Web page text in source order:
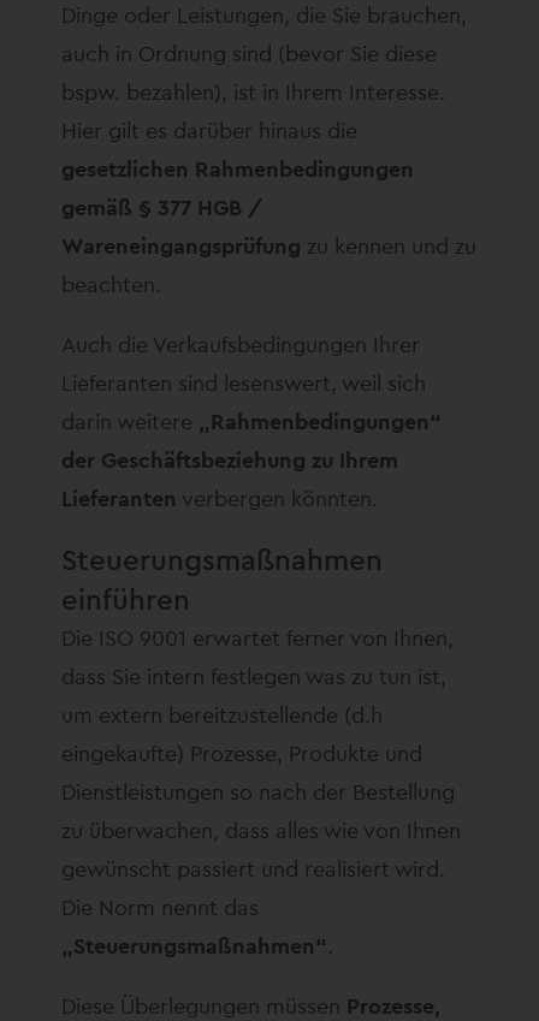
Dinge oder Leistungen, die Sie brauchen,
auch in Ordnung sind (bevor Sie diese
bspw. bezahlen), ist in Ihrem Interesse.
Hier gilt es darüber hinaus die
gesetzlichen Rahmenbedingungen
gemäß § 377 HGB /
Wareneingangsprüfung zu kennen und zu
beachten.
Auch die Verkaufsbedingungen Ihrer
Lieferanten sind lesenswert, weil sich
darin weitere „Rahmenbedingungen“
der Geschäftsbeziehung zu Ihrem
Lieferanten verbergen könnten.
Steuerungsmaßnahmen
einführen
Die ISO 9001 erwartet ferner von Ihnen,
dass Sie intern festlegen was zu tun ist,
um extern bereitzustellende (d.h
eingekaufte) Prozesse, Produkte und
Dienstleistungen so nach der Bestellung
zu überwachen, dass alles wie von Ihnen
gewünscht passiert und realisiert wird.
Die Norm nennt das
„Steuerungsmaßnahmen“.
Diese Überlegungen müssen Prozesse,